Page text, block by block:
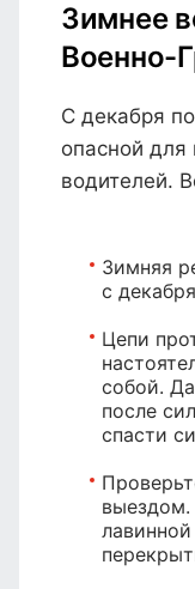
Зимнее
Военно-
С декабря
опасной для
водителей.
Зимняя
с
Цепи
собой.
после
спасти
выездом.